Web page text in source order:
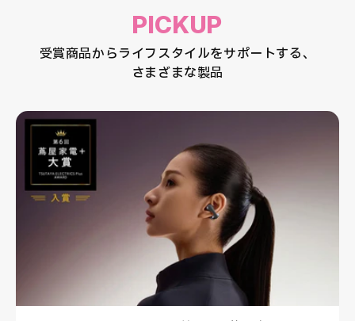
PICKUP
受賞商品からライフスタイルをサポートする、
さまざまな製品